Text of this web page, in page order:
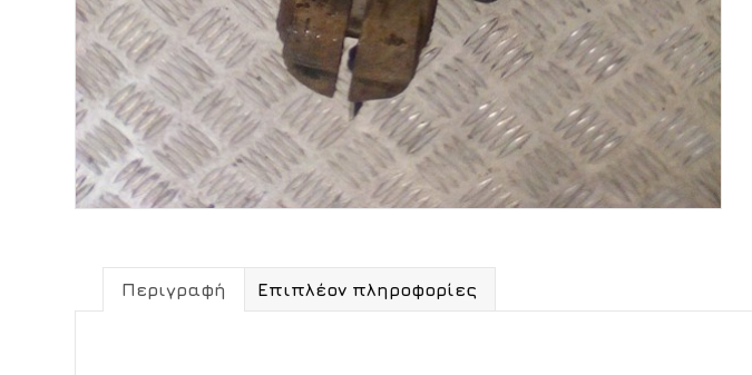
Περιγραφή Επιπλέον πληροφορίες